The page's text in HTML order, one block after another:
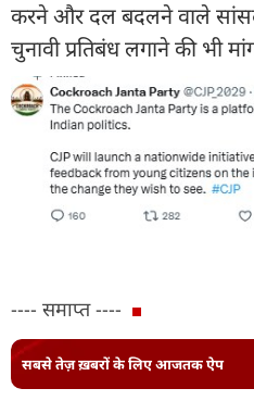
करने और दल बदलने वाले
चुनावी प्रतिबंध लगाने की भी
---- समाप्त ----
सबसे तेज़ ख़बरों के लिए आजतक ऐप